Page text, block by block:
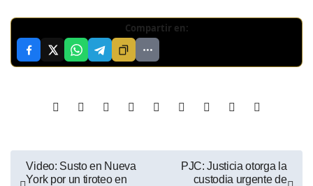
Compartir en:
Video: Susto en Nueva
York por un tiroteo en
PJC: Justicia otorga la
custodia urgente de